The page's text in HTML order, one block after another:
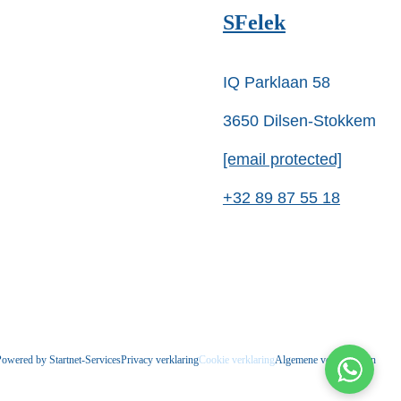
SFelek
IQ Parklaan 58
3650 Dilsen-Stokkem
[email protected]
+32 89 87 55 18
by Startnet-ServicesPrivacy verklaringCookie verklaringAlgemene voorwaarden